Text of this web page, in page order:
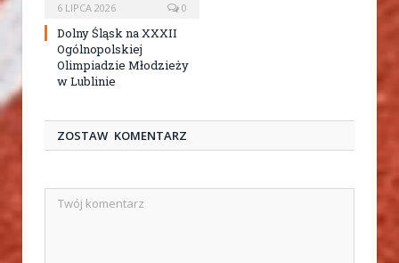
6 LIPCA 2026 0
Dolny Śląsk na XXXII
Ogólnopolskiej
Olimpiadzie Młodzieży
w Lublinie
ZOSTAW KOMENTARZ